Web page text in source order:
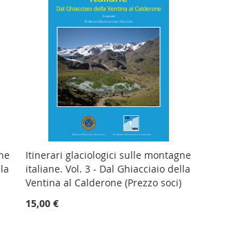
Itinerari glaciologici sulle montagne
italiane. Vol. 3 - Dal Ghiacciaio della
Ventina al Calderone (Prezzo soci)
15,00 €